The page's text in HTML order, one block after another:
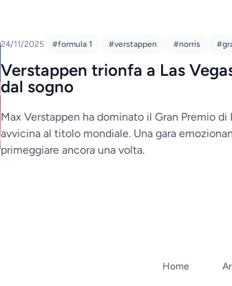
24/11/2025 #formula 1 #verstappen #norris
Verstappen trionfa a Las
dal sogno
Max Verstappen ha dominato il Gran Premio di
avvicina al titolo mondiale. Una gara
primeggiare ancora una volta.
Home